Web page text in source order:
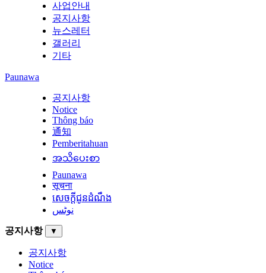
사업안내
공지사항
뉴스레터
갤러리
기타
Paunawa
공지사항
Notice
Thông báo
通知
Pemberitahuan
အသိပေးစာ
Paunawa
सूचना
សេចក្តីជូនដំណឹង
نوٹس
공지사항 ▼
공지사항
Notice